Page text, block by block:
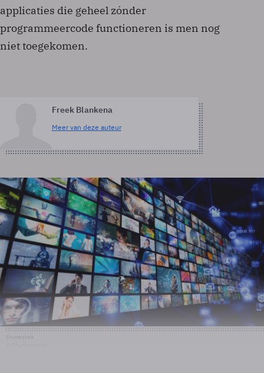
applicaties die geheel zónder
programmeercode functioneren is men nog
niet toegekomen.
Freek Blankena
Meer van deze auteur